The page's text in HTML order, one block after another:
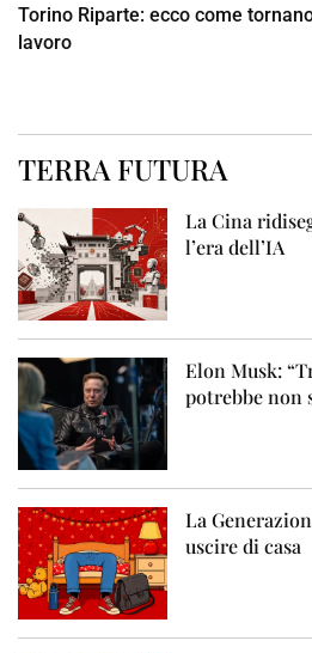
Torino Riparte: ecco come
lavoro
TERRA FUTURA
La Cina
l’era dell’IA
Elon Musk:
potrebbe non
La
uscire di casa